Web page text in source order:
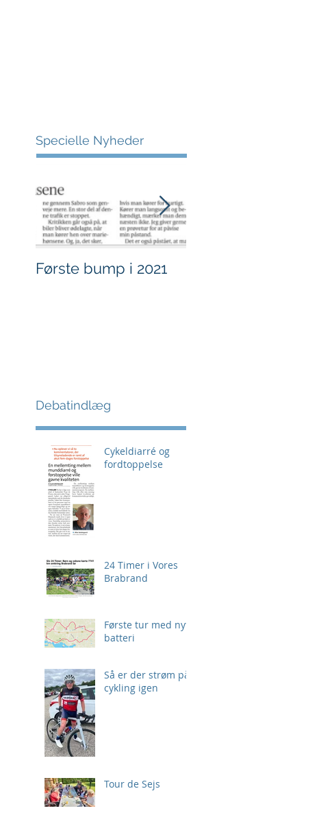
Specielle Nyheder
Første bump i 2021
Debatindlæg
Cykeldiarré og
fordtoppelse
24 Timer i Vores
Brabrand
Første tur med nyt
batteri
Så er der strøm på
cykling igen
Tour de Sejs